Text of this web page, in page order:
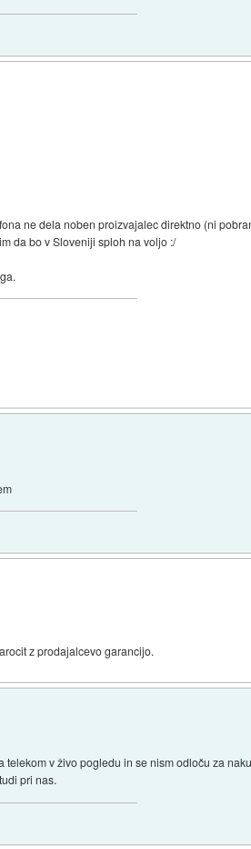
ne dela noben proizvajalec direktno (ni
da bo v Sloveniji sploh na voljo :/
z prodajalcevo garancijo.
v živo pogledu in se nism odloču za
pri nas.